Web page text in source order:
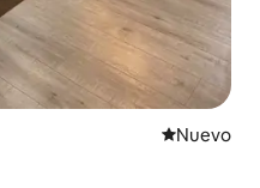
Nuevo
Nuevo